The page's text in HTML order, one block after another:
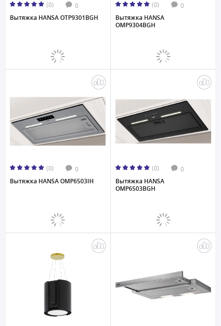
(0) 0
Вытяжка HANSA OTP9301BGH
(0) 0
Вытяжка HANSA
OMP9304BGH
(0) 0
Вытяжка HANSA OMP6503IH
(0) 0
Вытяжка HANSA
OMP6503BGH